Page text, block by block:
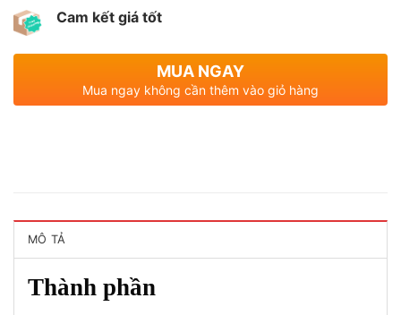
Cam kết giá tốt
MUA NGAY
Mua ngay không cần thêm vào giỏ hàng
MÔ TẢ
Thành phần